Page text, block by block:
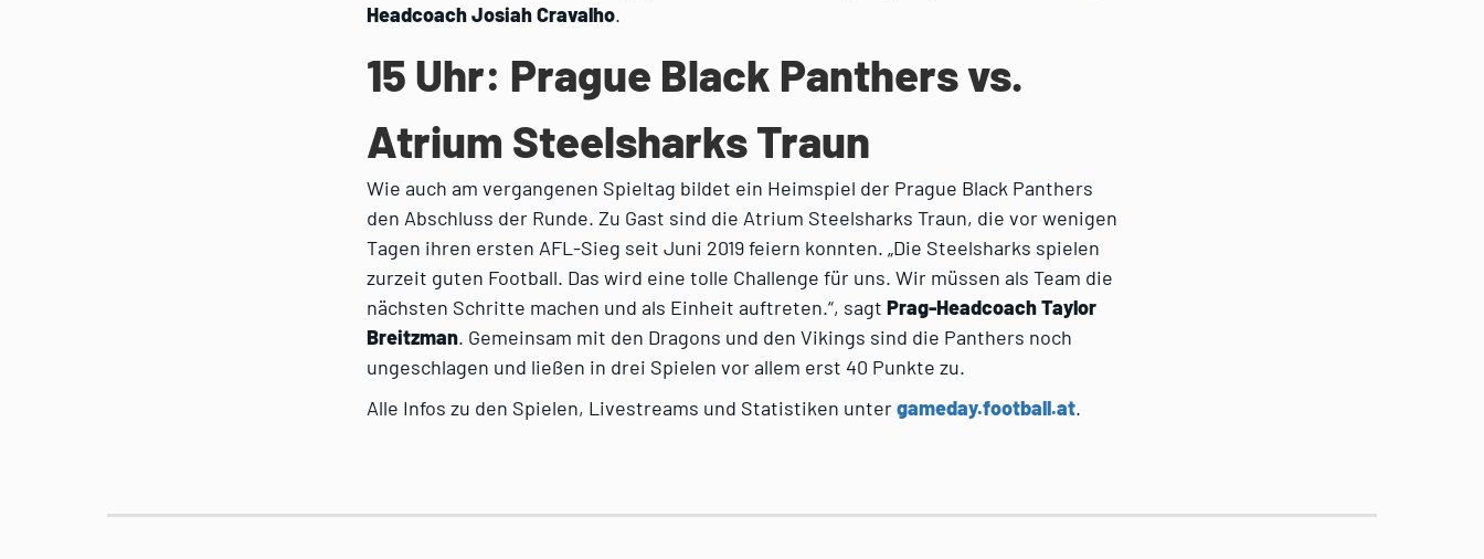
Headcoach Josiah Cravalho.
15 Uhr: Prague Black Panthers vs.
Atrium Steelsharks Traun
Wie auch am vergangenen Spieltag bildet ein Heimspiel der Prague Black Panthers
den Abschluss der Runde. Zu Gast sind die Atrium Steelsharks Traun, die vor wenigen
Tagen ihren ersten AFL-Sieg seit Juni 2019 feiern konnten. „Die Steelsharks spielen
zurzeit guten Football. Das wird eine tolle Challenge für uns. Wir müssen als Team die
nächsten Schritte machen und als Einheit auftreten.“, sagt Prag-Headcoach Taylor
Breitzman. Gemeinsam mit den Dragons und den Vikings sind die Panthers noch
ungeschlagen und ließen in drei Spielen vor allem erst 40 Punkte zu.
Alle Infos zu den Spielen, Livestreams und Statistiken untergameday.football.at.